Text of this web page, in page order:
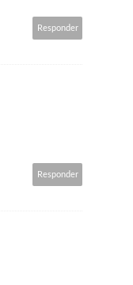
Responder
Responder